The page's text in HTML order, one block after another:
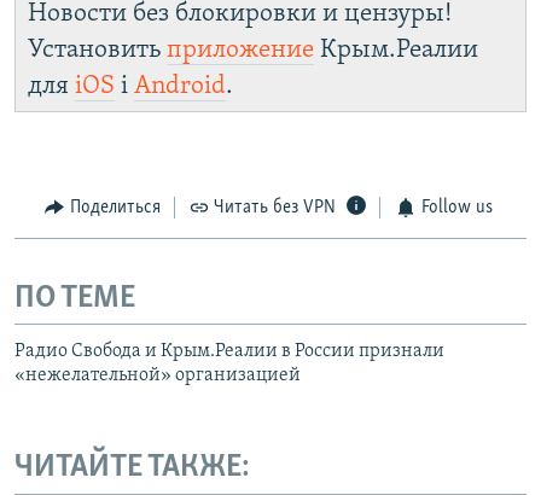
Новости без блокировки и цензуры!
Установить приложение Крым.Реалии
для iOS і Android.
Поделиться Читать без VPN Follow us
ПО ТЕМЕ
Радио Свобода и Крым.Реалии в России признали
«нежелательной» организацией
ЧИТАЙТЕ ТАКЖЕ: